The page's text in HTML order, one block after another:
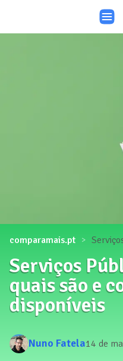
comparamais.pt
Serviços
quais são e
disponíveis
Nuno Fatela14 de